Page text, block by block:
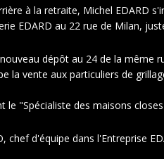
à la retraite, Michel EDARD
EDARD au 22 rue de Milan,
dépôt au 24 de la même
la vente aux particuliers de
le "Spécialiste des maisons
chef d'équipe dans l'Entreprise